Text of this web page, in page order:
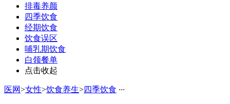
排毒养颜
四季饮食
经期饮食
饮食误区
哺乳期饮食
白领餐单
点击收起
医网>女性>饮食养生>四季饮食 ···